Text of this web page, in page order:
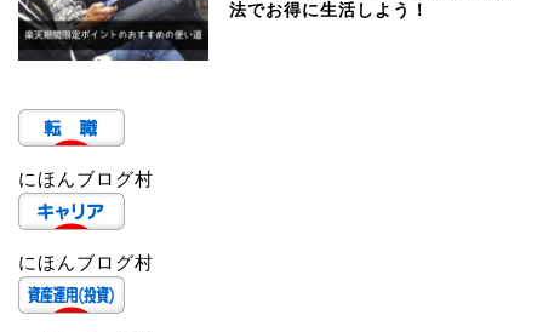
法でお得に生活しよう！
にほんブログ村
にほんブログ村